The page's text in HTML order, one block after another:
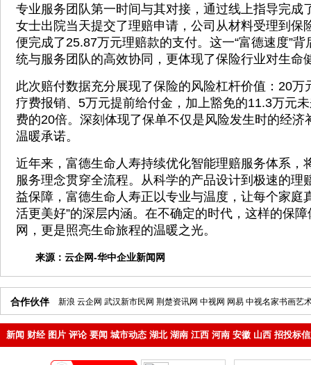
专业服务团队第一时间与其对接，通过线上指导完成
女士出院当天提交了理赔申请，公司从材料受理到保
便完成了25.87万元理赔款的支付。这一“富德速度”
统与服务团队的高效协同，更体现了保险行业对生命
此次赔付数据充分展现了保险的风险杠杆价值：20万
疗费报销、5万元提前给付金，加上豁免的11.3万元
费的20倍。深刻体现了保单不仅是风险发生时的经济
温暖承诺。
近年来，富德生命人寿持续优化智能理赔服务体系，
服务理念贯穿全流程。从科学的产品设计到极速的理
益保障，富德生命人寿正以专业与温度，让每个家庭
活更美好”的深层内涵。在不确定的时代，这样的保
网，更是照亮生命旅程的温暖之光。
来源： 云企网-华中企业新闻网
合作伙伴 新浪 云企网 武汉新市民网 荆楚资讯网 中视网 网易 中视名家书画艺
新闻 财经 图片 评论 要闻 城市动态 湖北 湖南 江西 河南 安徽 山西 招投标